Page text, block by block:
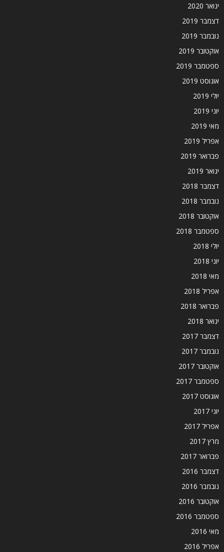
ינואר 2020
דצמבר 2019
נובמבר 2019
אוקטובר 2019
ספטמבר 2019
אוגוסט 2019
יולי 2019
יוני 2019
מאי 2019
אפריל 2019
פברואר 2019
ינואר 2019
דצמבר 2018
נובמבר 2018
אוקטובר 2018
ספטמבר 2018
יולי 2018
יוני 2018
מאי 2018
אפריל 2018
פברואר 2018
ינואר 2018
דצמבר 2017
נובמבר 2017
אוקטובר 2017
ספטמבר 2017
אוגוסט 2017
יוני 2017
אפריל 2017
מרץ 2017
פברואר 2017
דצמבר 2016
נובמבר 2016
אוקטובר 2016
ספטמבר 2016
מאי 2016
אפריל 2016